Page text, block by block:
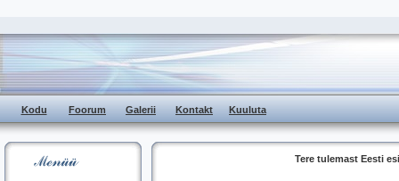
Kodu Foorum Galerii Kontakt Kuuluta
Tere tulemast Eesti